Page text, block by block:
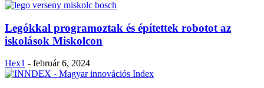
Legókkal programoztak és építettek robotot az
iskolások Miskolcon
Hex1 - február 6, 2024